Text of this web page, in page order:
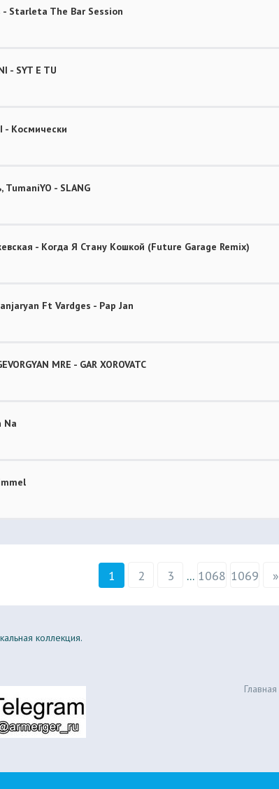
- Starleta The Bar Session
- SYT E TU
- Космически
TumaniYO - SLANG
- Когда Я Стану Кошкой (Future Garage Remix)
Ft Vardges - Pap Jan
MRE - GAR XOROVATC
Na
1 2 3 ... 1068 1069 »
коллекция.
Главная